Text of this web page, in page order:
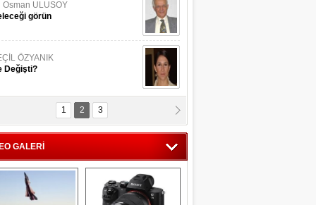
Osman ULUSOY
görün
ÖZYANIK
Değişti?
KÖYATASI
Vatan !
1 2 3
GALERİ